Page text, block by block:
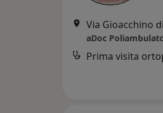
aDoc
Prima visita